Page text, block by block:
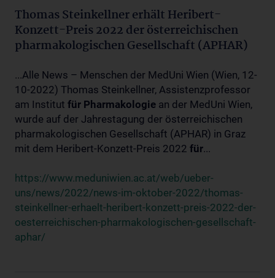
Thomas Steinkellner erhält Heribert-
Konzett-Preis 2022 der österreichischen
pharmakologischen Gesellschaft (APHAR)
...Alle News – Menschen der MedUni Wien (Wien, 12-
10-2022) Thomas Steinkellner, Assistenzprofessor
am Institut für Pharmakologie an der MedUni Wien,
wurde auf der Jahrestagung der österreichischen
pharmakologischen Gesellschaft (APHAR) in Graz
mit dem Heribert-Konzett-Preis 2022 für...
https://www.meduniwien.ac.at/web/ueber-
uns/news/2022/news-im-oktober-2022/thomas-
steinkellner-erhaelt-heribert-konzett-preis-2022-der-
oesterreichischen-pharmakologischen-gesellschaft-
aphar/